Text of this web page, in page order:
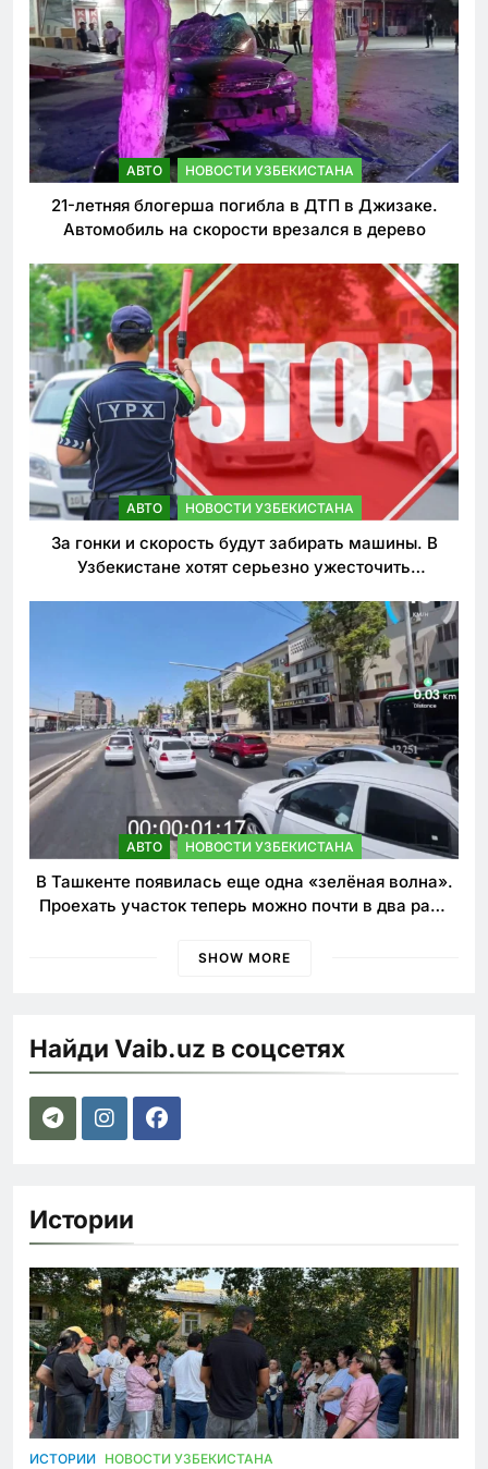
АВТО НОВОСТИ УЗБЕКИСТАНА
21-летняя блогерша погибла в ДТП в Джизаке.
Автомобиль на скорости врезался в дерево
АВТО НОВОСТИ УЗБЕКИСТАНА
За гонки и скорость будут забирать машины. В
Узбекистане хотят серьезно ужесточить
АВТО НОВОСТИ УЗБЕКИСТАНА
В Ташкенте появилась еще одна «зелёная волна».
Проехать участок теперь можно почти в два раза
SHOW MORE
Найди Vaib.uz в соцсетях
Истории
ИСТОРИИ НОВОСТИ УЗБЕКИСТАНА